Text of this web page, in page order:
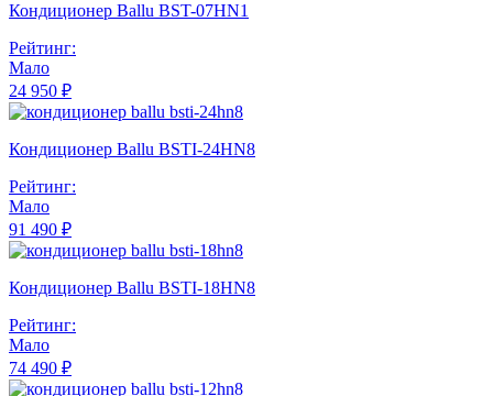
Кондиционер Ballu BST-07HN1
Рейтинг:
Мало
24 950 ₽
Кондиционер Ballu BSTI-24HN8
Рейтинг:
Мало
91 490 ₽
Кондиционер Ballu BSTI-18HN8
Рейтинг:
Мало
74 490 ₽